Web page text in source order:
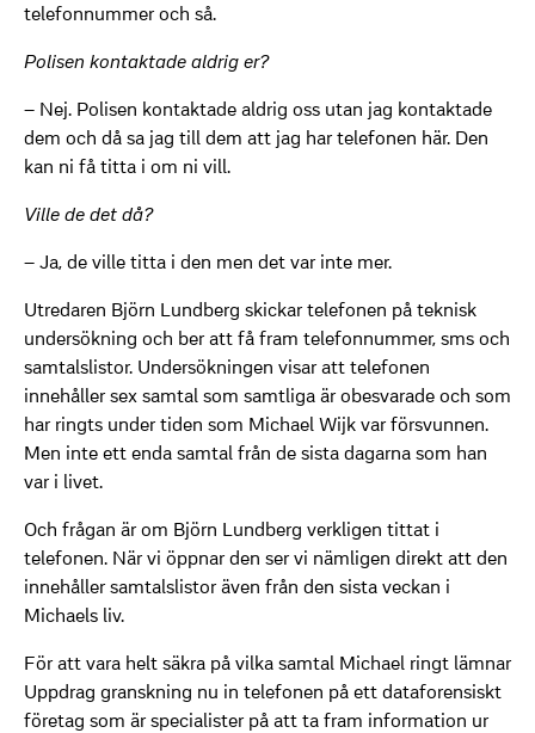
telefonnummer och så.
Polisen kontaktade aldrig er?
– Nej. Polisen kontaktade aldrig oss utan jag kontaktade
dem och då sa jag till dem att jag har telefonen här. Den
kan ni få titta i om ni vill.
Ville de det då?
– Ja, de ville titta i den men det var inte mer.
Utredaren Björn Lundberg skickar telefonen på teknisk
undersökning och ber att få fram telefonnummer, sms och
samtalslistor. Undersökningen visar att telefonen
innehåller sex samtal som samtliga är obesvarade och som
har ringts under tiden som Michael Wijk var försvunnen.
Men inte ett enda samtal från de sista dagarna som han
var i livet.
Och frågan är om Björn Lundberg verkligen tittat i
telefonen. När vi öppnar den ser vi nämligen direkt att den
innehåller samtalslistor även från den sista veckan i
Michaels liv.
För att vara helt säkra på vilka samtal Michael ringt lämnar
Uppdrag granskning nu in telefonen på ett dataforensiskt
företag som är specialister på att ta fram information ur